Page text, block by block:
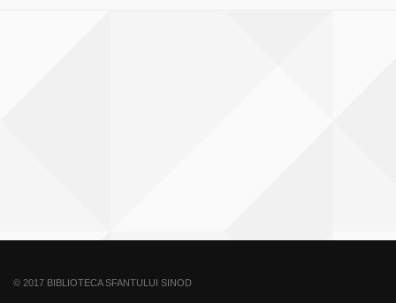
© 2017 BIBLIOTECA SFANTULUI SINOD